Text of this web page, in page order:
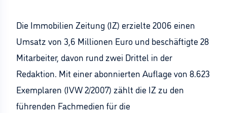
Die Immobilien Zeitung (IZ) erzielte 2006 einen
Umsatz von 3,6 Millionen Euro und beschäftigte 28
Mitarbeiter, davon rund zwei Drittel in der
Redaktion. Mit einer abonnierten Auflage von 8.623
Exemplaren (IVW 2/2007) zählt die IZ zu den
führenden Fachmedien für die